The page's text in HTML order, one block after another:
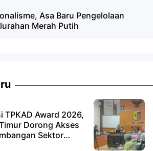
Asa Baru Pengelolaan
Merah Putih
TPKAD Award 2026,
Dorong Akses
Sektor